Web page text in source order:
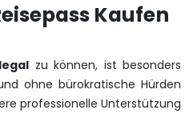
Kaufen
zu können, ist besonders
ohne bürokratische Hürden
professionelle Unterstützung